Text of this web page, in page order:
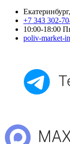
+7 343 302-
10:00-18:00
poliv-market-